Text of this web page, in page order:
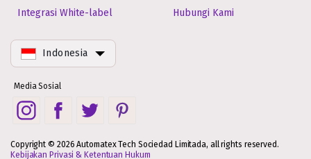
Integrasi White-label
Hubungi Kami
Indonesia
Media Sosial
Copyright © 2026 Automatex Tech Sociedad Limitada, all rights reserved.
Kebijakan Privasi & Ketentuan Hukum